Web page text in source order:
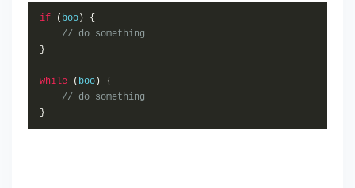
if ( boo)
{
// do something
}
while ( boo)
{
// do something
}